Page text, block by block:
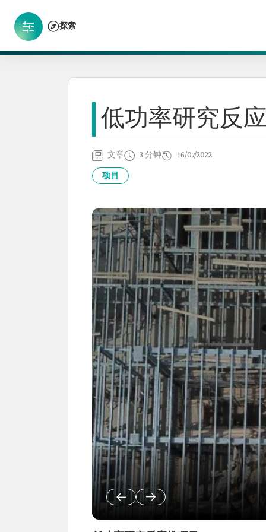
探索
低功率研究反
文章 3 分钟 16/07/2022
项目